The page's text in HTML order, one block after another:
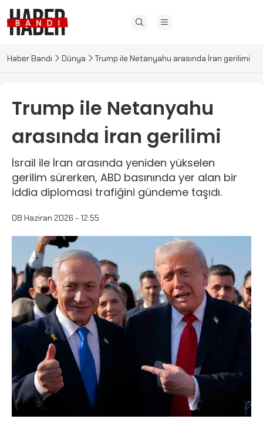
Haber Bandı Dünya Trump ile Netanyahu arasında İran gerilimi
Trump ile Netanyahu
arasında İran gerilimi
İsrail ile İran arasında yeniden yükselen
gerilim sürerken, ABD basınında yer alan bir
iddia diplomasi trafiğini gündeme taşıdı.
08 Haziran 2026 - 12:55